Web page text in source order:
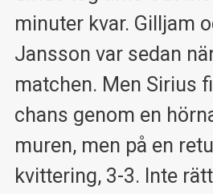
minuter kvar. Gilljam
Jansson var sedan
matchen. Men Sirius
chans genom en
muren, men på en
kvittering, 3-3. Inte